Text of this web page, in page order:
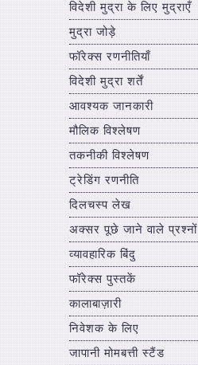
विदेशी मुद्रा के लिए मुद्राएँ
मुद्रा जोड़े
फॉरेक्स रणनीतियाँ
विदेशी मुद्रा शर्तें
आवश्यक जानकारी
मौलिक विश्लेषण
तकनीकी विश्लेषण
ट्रेडिंग रणनीति
दिलचस्प लेख
अक्सर पूछे जाने वाले प्रश्नों
व्यावहारिक बिंदु
फॉरेक्स पुस्तकें
कालाबाज़ारी
निवेशक के लिए
जापानी मोमबत्ती स्टैंड